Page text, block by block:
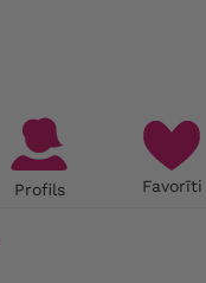
Profils Favorīti